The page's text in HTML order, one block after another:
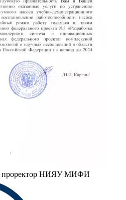
проректор НИЯУ МИФИ